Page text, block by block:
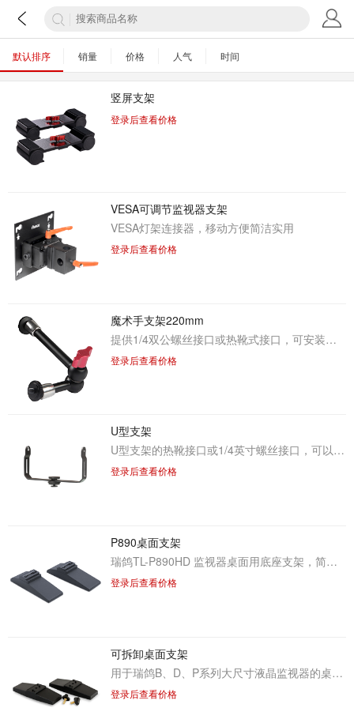
默认排序 销量 价格 人气 时间
竖屏支架
登录后查看价格
VESA可调节监视器支架
VESA灯架连接器，移动方便简洁实用
登录后查看价格
魔术手支架220mm
提供1/4双公螺丝接口或热靴式接口，可安装荧幕或锁於承架系统或其他用途，支撑监视器、摄影灯、话筒等设备
登录后查看价格
U型支架
U型支架的热靴接口或1/4英寸螺丝接口，可以把监视器或寻像器连接到摄像机上，并可实现前后左右角度可调监看
登录后查看价格
P890桌面支架
瑞鸽TL-P890HD 监视器桌面用底座支架，简单方便的燕尾槽安装设计，便于快速安装拆卸
登录后查看价格
可拆卸桌面支架
用于瑞鸽B、D、P系列大尺寸液晶监视器的桌面安装
登录后查看价格